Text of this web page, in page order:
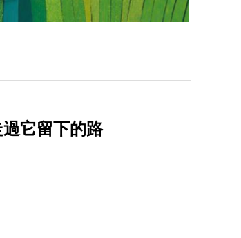
它留下的路